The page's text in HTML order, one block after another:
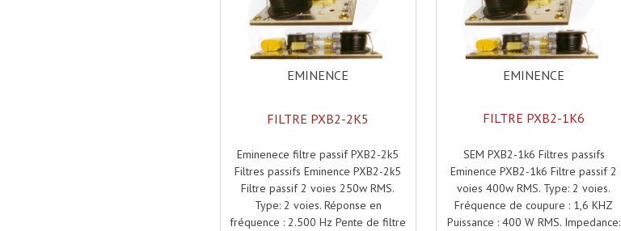
EMINENCE
FILTRE PXB2-2K5
Eminenece filtre passif PXB2-2k5
Filtres passifs Eminence PXB2-2k5
Filtre passif 2 voies 250w RMS.
Type: 2 voies. Réponse en
fréquence : 2.500 Hz Pente de filtre
EMINENCE
FILTRE PXB2-1K6
SEM PXB2-1k6 Filtres passifs
Eminence PXB2-1k6 Filtre passif 2
voies 400w RMS. Type: 2 voies.
Fréquence de coupure : 1,6 KHZ
Puissance : 400 W RMS. Impedance: